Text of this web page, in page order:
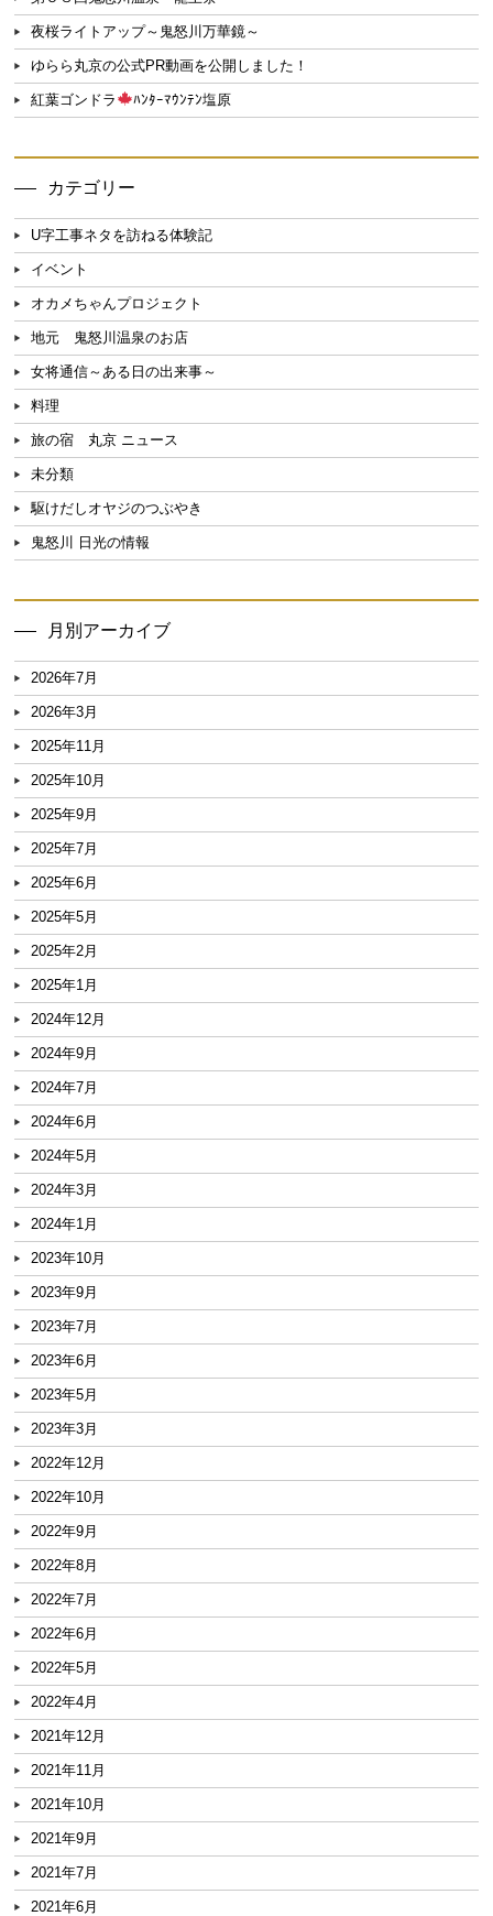
夜桜ライトアップ～鬼怒川万華鏡～
ゆらら丸京の公式PR動画を公開しました！
紅葉ゴンドラ ﾊﾝﾀｰﾏｳﾝﾃﾝ塩原
カテゴリー
U字工事ネタを訪ねる体験記
イベント
オカメちゃんプロジェクト
地元 鬼怒川温泉のお店
女将通信～ある日の出来事～
料理
旅の宿 丸京 ニュース
未分類
駆けだしオヤジのつぶやき
鬼怒川 日光の情報
月別アーカイブ
2026年7月
2026年3月
2025年11月
2025年10月
2025年9月
2025年7月
2025年6月
2025年5月
2025年2月
2025年1月
2024年12月
2024年9月
2024年7月
2024年6月
2024年5月
2024年3月
2024年1月
2023年10月
2023年9月
2023年7月
2023年6月
2023年5月
2023年3月
2022年12月
2022年10月
2022年9月
2022年8月
2022年7月
2022年6月
2022年5月
2022年4月
2021年12月
2021年11月
2021年10月
2021年9月
2021年7月
2021年6月